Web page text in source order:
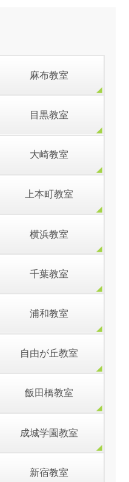
麻布教室
目黒教室
大崎教室
上本町教室
横浜教室
千葉教室
浦和教室
自由が丘教室
飯田橋教室
成城学園教室
新宿教室